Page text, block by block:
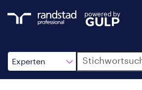
powered by
Experten
Suche